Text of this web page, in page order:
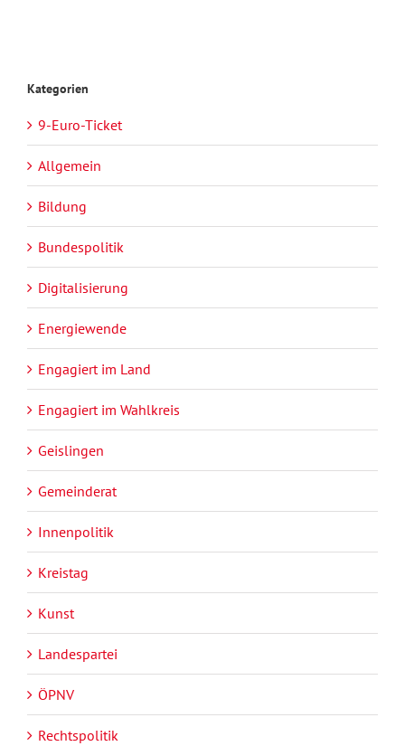
Kategorien
9-Euro-Ticket
Allgemein
Bildung
Bundespolitik
Digitalisierung
Energiewende
Engagiert im Land
Engagiert im Wahlkreis
Geislingen
Gemeinderat
Innenpolitik
Kreistag
Kunst
Landespartei
ÖPNV
Rechtspolitik